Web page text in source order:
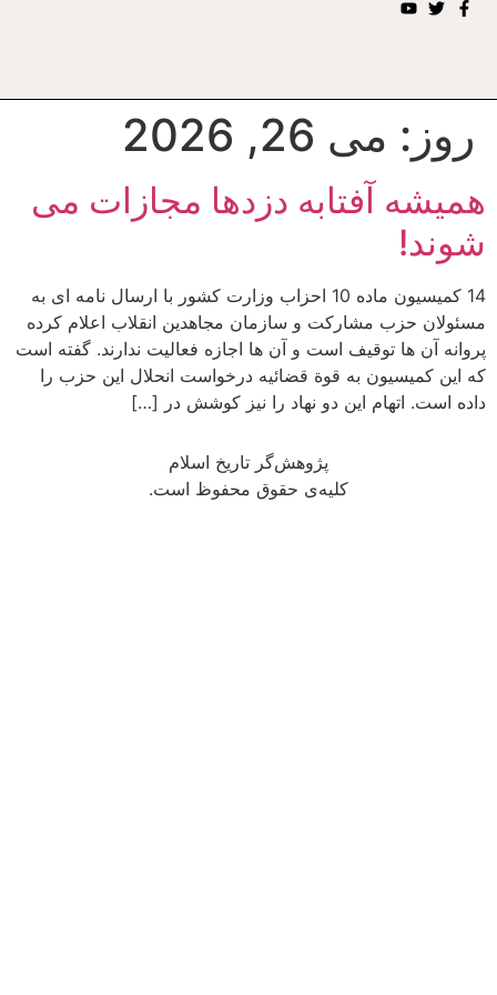
روز: می 26, 2026
همیشه آفتابه دزدها مجازات می
شوند!
14 کمیسیون ماده 10 احزاب وزارت کشور با ارسال نامه ای به
مسئولان حزب مشارکت و سازمان مجاهدین انقلاب اعلام کرده
پروانه آن ها توقیف است و آن ها اجازه فعالیت ندارند. گفته است
که این کمیسیون به قوة قضائیه درخواست انحلال این حزب را
داده است. اتهام این دو نهاد را نیز کوشش در […]
پژوهش‌گر تاریخ اسلام
کلیه‌ی حقوق محفوظ است.